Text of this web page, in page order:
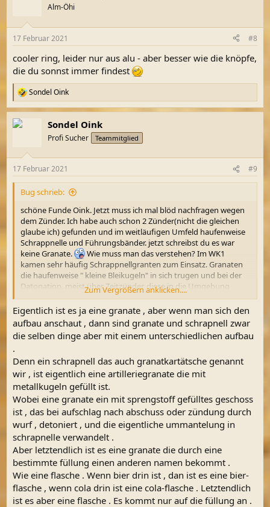
e
:
Alm-Öhi
17 Februar 2021 #8
cooler ring, leider nur aus alu - aber besser wie die knöpfe,
die du sonnst immer findest
R
e
a
k
e
n
Sondel Oink
Sondel Oink
Profi Sucher Teammitglied
17 Februar 2021 #9
Bug schrieb:
schöne Funde Oink. Jetzt muss ich mal blöd nachfragen wegen
dem Zünder. Ich habe auch schon 2 Zünder(nicht die gleichen
glaube ich) gefunden und im weitläufigen Umfeld haufenweise
Schrappnelle und Führungsbänder. jetzt schreibst du es war
keine Granate.
Wie muss man das verstehen? Im WK1
kamen sehr häufig Schrappnellgranten zum Einsatz. Granaten
die haufenweise " kleine Bleikugeln" in sich trugen und bei der
Datonation, meist über Zeitzünder, diese in die Umgebung
katapultierten.
Zum Vergrößern anklicken....
Eigentlich ist es ja eine granate , aber wenn man sich den
aufbau anschaut , dann sind granate und schrapnell zwar
die selben dinge aber mit einem unterschiedlichen aufbau
.
Denn ein schrapnell das auch granatkartätsche genannt
wir , ist eigentlich eine artilleriegranate die mit
metallkugeln gefüllt ist.
Wobei eine granate ein mit sprengstoff gefülltes geschoss
ist , das bei aufschlag nach abschuss oder zündung durch
wurf , detoniert , und die eigentliche ummantelung in
schrapnelle verwandelt .
Aber letztendlich ist es eine granate die durch eine
bestimmte füllung einen anderen namen bekommt .
Wie eine flasche . Wenn bier drin ist , dan ist es eine bier-
flasche , wenn cola drin ist eine cola-flasche . Letztendlich
ist es aber eine flasche . Es kommt nur auf die füllung an .